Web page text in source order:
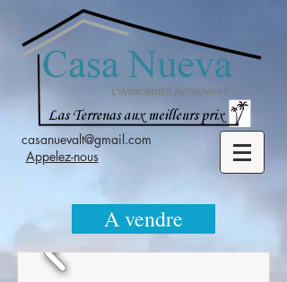
casanuevalt@gmail.com
Appelez-nous
A vendre